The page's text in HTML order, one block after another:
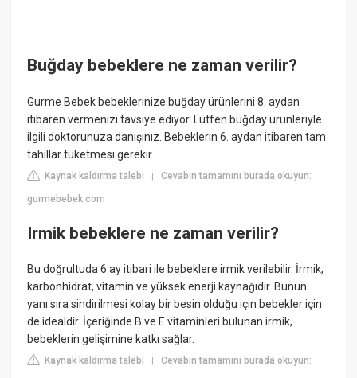
Buğday bebeklere ne zaman verilir?
Gurme Bebek bebeklerinize buğday ürünlerini 8. aydan
itibaren vermenizi tavsiye ediyor. Lütfen buğday ürünleriyle
ilgili doktorunuza danışınız. Bebeklerin 6. aydan itibaren tam
tahıllar tüketmesi gerekir.
Kaynak kaldırma talebi |Cevabın tamamını burada okuyun:
gurmebebek.com
Irmik bebeklere ne zaman verilir?
Bu doğrultuda 6.ay itibari ile bebeklere irmik verilebilir. İrmik;
karbonhidrat, vitamin ve yüksek enerji kaynağıdır. Bunun
yanı sıra sindirilmesi kolay bir besin olduğu için bebekler için
de idealdir. İçeriğinde B ve E vitaminleri bulunan irmik,
bebeklerin gelişimine katkı sağlar.
Kaynak kaldırma talebi |Cevabın tamamını burada okuyun: